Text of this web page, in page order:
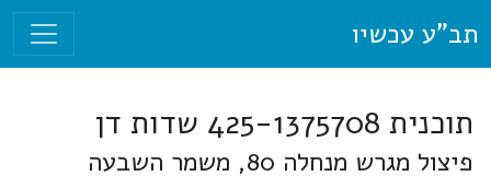
תב"ע עכשיו
תוכנית 425-1375708 שדות דן
פיצול מגרש מנחלה 80, משמר השבעה